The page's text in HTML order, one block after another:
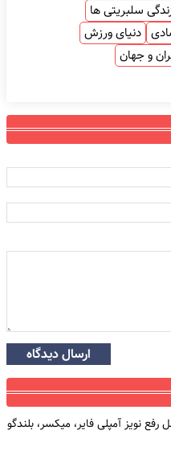
سلبریتی ها
دنیای ورزش
و جهان
ارسال دیدگاه
نویز آمپلی فایر، میکسر، بلندگو